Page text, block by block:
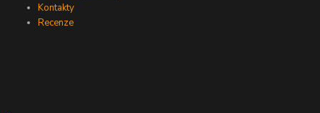
Kontakty
Recenze